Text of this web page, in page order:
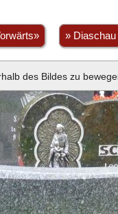
» Diaschau